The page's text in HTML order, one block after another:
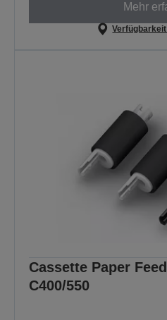
Mehr
Cassette Paper
C400/550